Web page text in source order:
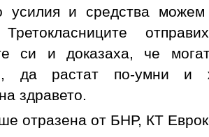
усилия и средства
Третокласниците
си и доказаха, че
да растат по-умни и
здравето.
отразена от БНР, КТ